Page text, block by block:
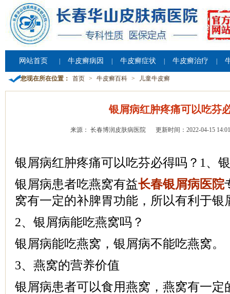
网站首页 牛皮癣病因 牛皮癣症状 牛皮癣治疗
您现在所在位置： 首页 > 牛皮癣百科 > 儿童牛皮癣
银屑病红肿疼痛可以吃芬
来源： 长春博润皮肤病医院 更新时间：2022-04-15
银屑病红肿疼痛可以吃芬必得吗？1、
银屑病患者吃燕窝有益长春银屑病医院
窝有一定的补脾胃功能，所以有利于银
2、银屑病能吃燕窝吗？
银屑病能吃燕窝，银屑病不能吃燕窝。
3、燕窝的营养价值
银屑病患者可以食用燕窝，燕窝有一定